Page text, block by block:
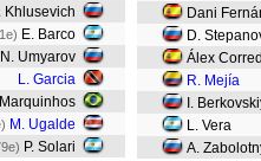
Khlusevich
E. Barco
N. Umyarov
L. Garcia
Marquinhos
M. Ugalde
P. Solari
Dani
D.
Álex
R. Mejía
I.
L. Vera
A.